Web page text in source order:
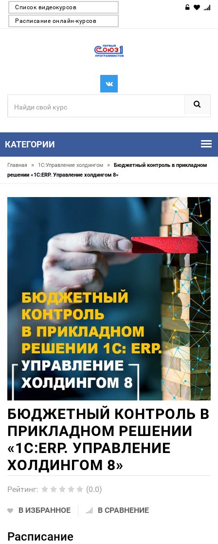
Список видеокурсов
Расписание онлайн-курсов
КАТЕГОРИИ
Главная » 1С:Управление холдингом »
Бюджетный контроль в прикладном
решении «1С:ERP. Управление холдингом 8»
БЮДЖЕТНЫЙ КОНТРОЛЬ В
ПРИКЛАДНОМ РЕШЕНИИ
«1С:ERP. УПРАВЛЕНИЕ
ХОЛДИНГОМ 8»
Рейтинг: (0.0)
В ИЗБРАННОЕ В СРАВНЕНИЕ
Расписание